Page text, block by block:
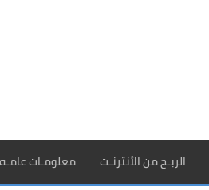
الربـح من الأنترنـت معلومـات عامـه